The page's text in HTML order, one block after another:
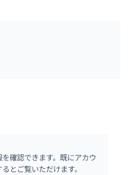
確認できます。既にアカウ
るとご覧いただけます。